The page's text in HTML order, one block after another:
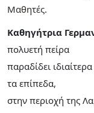
Μαθητές
Καθηγήτρια
πολυετή πείρα
παραδίδει
τα επίπεδα,
στην περιοχή της